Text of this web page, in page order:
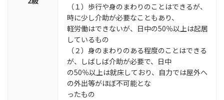
（１）歩行や身のまわりのことはできるが、
時に少し介助が必要なこともあり、
軽労働はできないが、日中の50％以上は起居
しているもの
（２）身のまわりのある程度のことはできる
が、しばしば介助が必要で、日中
の50％以上は就床しており、自力では屋外へ
の外出等がほぼ不可能とな
ったもの